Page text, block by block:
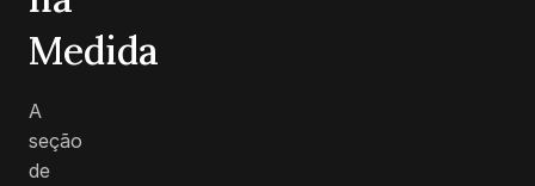
Medida
A
seção
de